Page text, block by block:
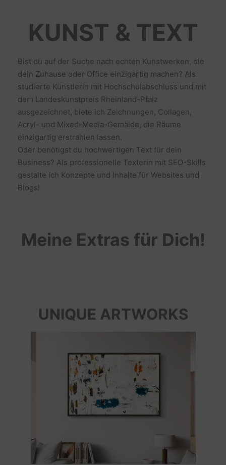
KUNST & TEXT
Bist du auf der Suche nach echten Kunstwerken, die
dein Zuhause oder Office einzigartig machen? Als
studierte Künstlerin mit Hochschulabschluss und mit
dem Landeskunstpreis Rheinland-Pfalz
ausgezeichnet, biete ich Zeichnungen, Collagen,
Acryl- und Mixed-Media-Gemälde, die Räume
einzigartig erstrahlen lassen.
Oder benötigst du hochwertigen Text für dein
Business? Als professionelle Texterin mit SEO-Skills
gestalte ich Konzepte und Inhalte für Websites und
Blogs!
Meine Extras für Dich!
UNIQUE ARTWORKS